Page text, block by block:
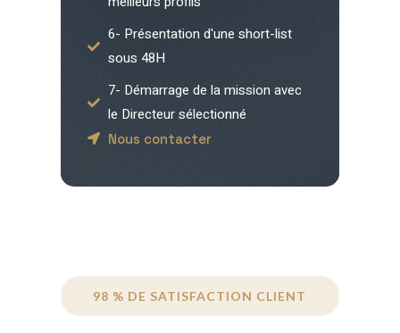
6- Présentation d'une short-list
sous 48H
7- Démarrage de la mission avec
le Directeur sélectionné
Nous contacter
98 % DE SATISFACTION CLIENT